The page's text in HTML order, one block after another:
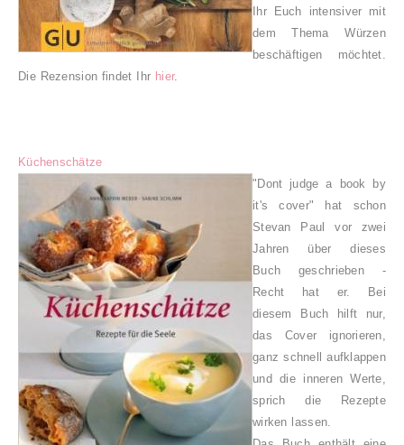
Ihr Euch intensiver mit
dem Thema Würzen
beschäftigen möchtet.
Die Rezension findet Ihr hier.
Küchenschätze
"Dont judge a book by
it's cover" hat schon
Stevan Paul vor zwei
Jahren über dieses
Buch geschrieben -
Recht hat er. Bei
diesem Buch hilft nur,
das Cover ignorieren,
ganz schnell aufklappen
und die inneren Werte,
sprich die Rezepte
wirken lassen.